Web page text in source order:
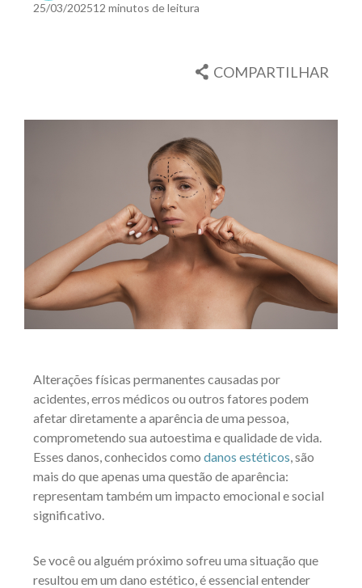
25/03/202512 minutos de leitura
COMPARTILHAR
Alterações físicas permanentes causadas por
acidentes, erros médicos ou outros fatores podem
afetar diretamente a aparência de uma pessoa,
comprometendo sua autoestima e qualidade de vida.
Esses danos, conhecidos como danos estéticos, são
mais do que apenas uma questão de aparência:
representam também um impacto emocional e social
significativo.
Se você ou alguém próximo sofreu uma situação que
resultou em um dano estético, é essencial entender